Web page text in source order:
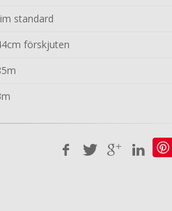
standard
förskjuten